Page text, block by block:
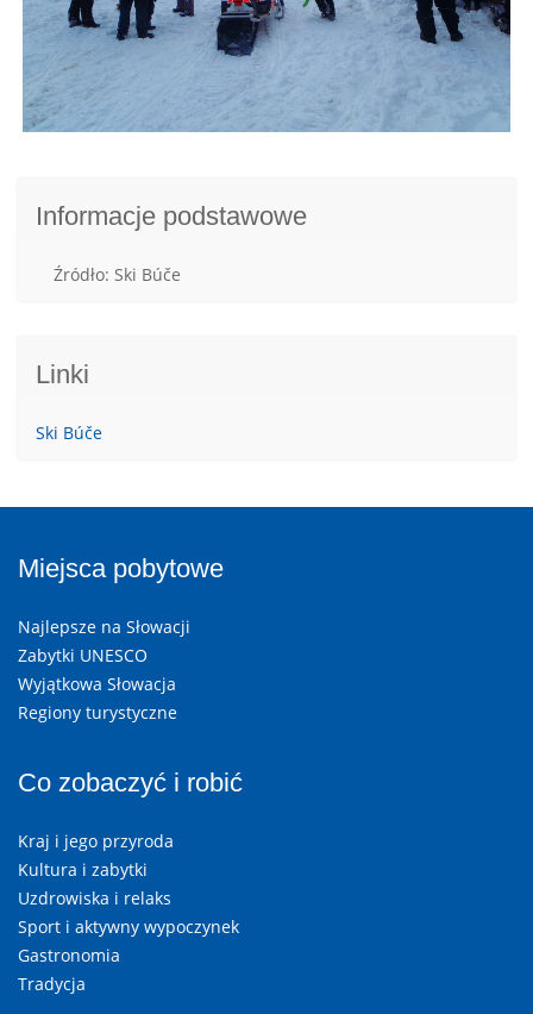
Informacje podstawowe
Źródło: Ski Búče
Linki
Ski Búče
Miejsca pobytowe
Najlepsze na Słowacji
Zabytki UNESCO
Wyjątkowa Słowacja
Regiony turystyczne
Co zobaczyć i robić
Kraj i jego przyroda
Kultura i zabytki
Uzdrowiska i relaks
Sport i aktywny wypoczynek
Gastronomia
Tradycja